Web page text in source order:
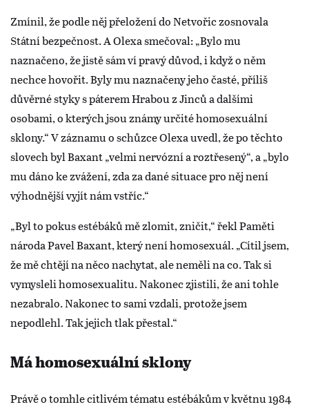
Zmínil, že podle něj přeložení do Netvořic zosnovala
Státní bezpečnost. A Olexa smečoval: „Bylo mu
naznačeno, že jistě sám ví pravý důvod, i když o něm
nechce hovořit. Byly mu naznačeny jeho časté, příliš
důvěrné styky s páterem Hrabou z Jinců a dalšími
osobami, o kterých jsou známy určité homosexuální
sklony.“ V záznamu o schůzce Olexa uvedl, že po těchto
slovech byl Baxant „velmi nervózní a roztřesený“, a „bylo
mu dáno ke zvážení, zda za dané situace pro něj není
výhodnější vyjít nám vstříc.“
„Byl to pokus estébáků mě zlomit, zničit,“ řekl Paměti
národa Pavel Baxant, který není homosexuál. „Cítil jsem,
že mě chtějí na něco nachytat, ale neměli na co. Tak si
vymysleli homosexualitu. Nakonec zjistili, že ani tohle
nezabralo. Nakonec to sami vzdali, protože jsem
nepodlehl. Tak jejich tlak přestal.“
Má homosexuální sklony
Právě o tomhle citlivém tématu estébákům v květnu 1984